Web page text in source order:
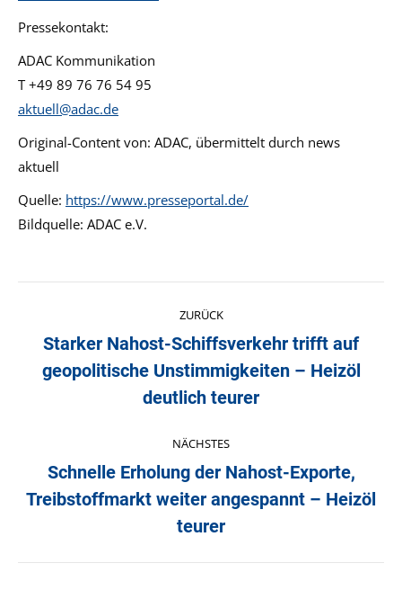
Pressekontakt:
ADAC Kommunikation
T +49 89 76 76 54 95
aktuell@adac.de
Original-Content von: ADAC, übermittelt durch news
aktuell
Quelle: https://www.presseportal.de/
Bildquelle: ADAC e.V.
Kommentarnavigation
ZURÜCK
Vorheriger
Beitrag:
Starker Nahost-Schiffsverkehr trifft auf
geopolitische Unstimmigkeiten – Heizöl
deutlich teurer
NÄCHSTES
Nächster
Beitrag:
Schnelle Erholung der Nahost-Exporte,
Treibstoffmarkt weiter angespannt – Heizöl
teurer